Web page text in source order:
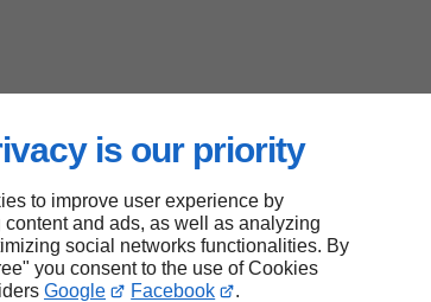
is our priority
to improve user experience by
and ads, as well as analyzing
social networks functionalities. By
you consent to the use of Cookies
Google Facebook .